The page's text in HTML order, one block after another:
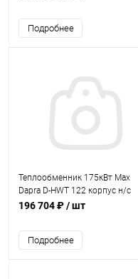
Подробнее
Теплообменник 175кВт Max
Dapra D-HWT 122 корпус н/с
спираль н/с AISI 316 (10 01 30)
196 704 ₽/ шт
Подробнее